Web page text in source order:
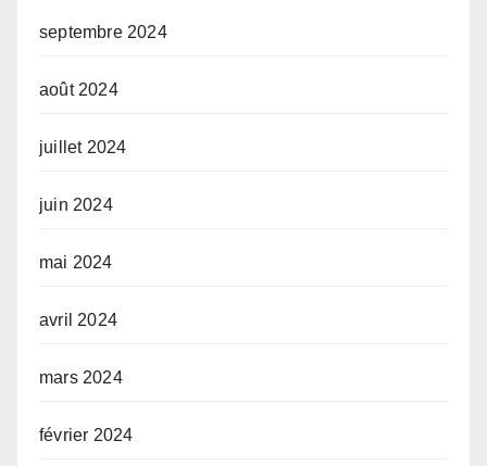
septembre 2024
août 2024
juillet 2024
juin 2024
mai 2024
avril 2024
mars 2024
février 2024